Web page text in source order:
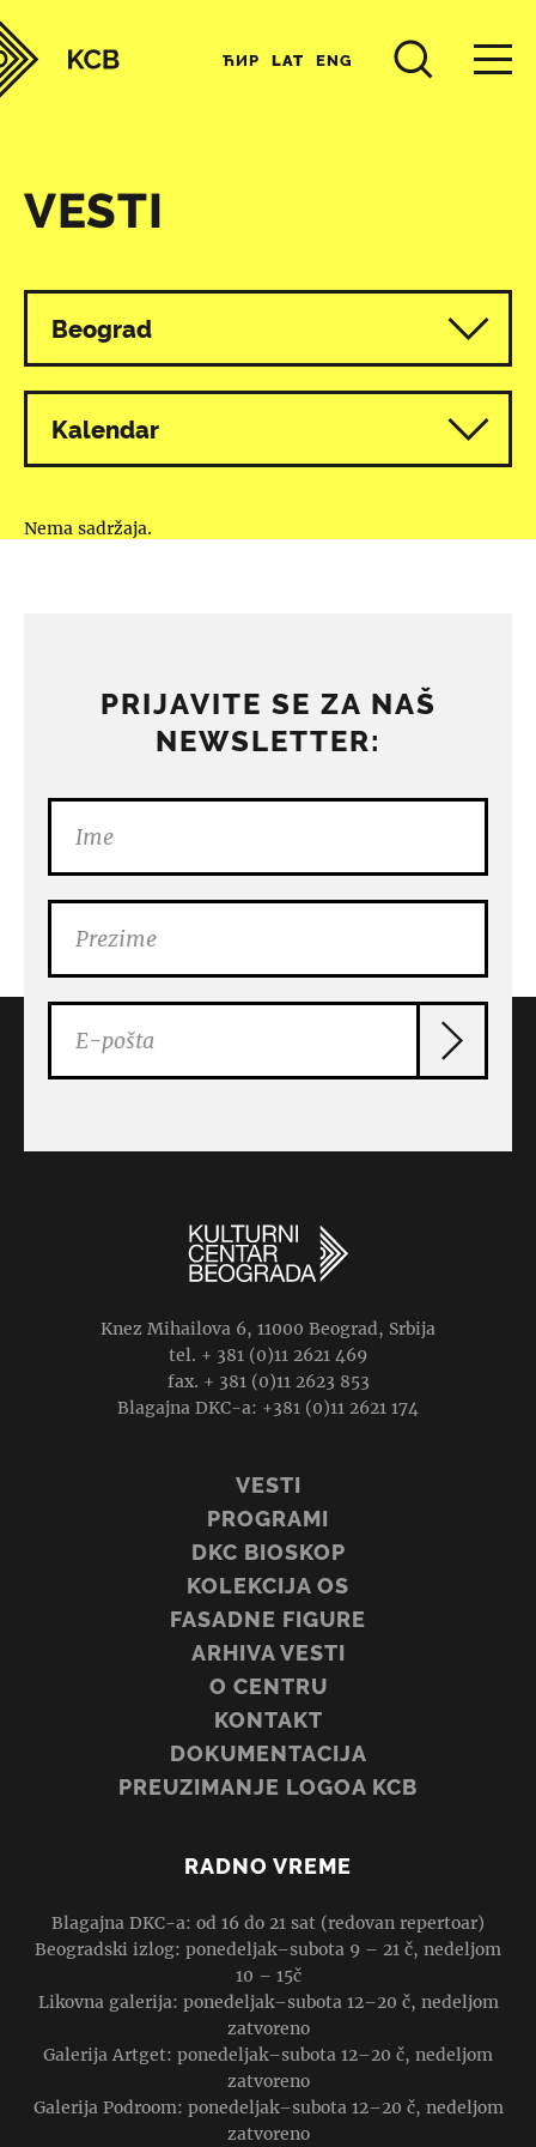
ЋИР LAT ENG
VESTI
Svi programi
Beograd
Kalendar
Nema sadržaja.
PRIJAVITE SE ZA NAŠ
NEWSLETTER:
Knez Mihailova 6, 11000 Beograd, Srbija
tel. + 381 (0)11 2621 469
fax. + 381 (0)11 2623 853
Blagajna DKC-a: +381 (0)11 2621 174
VESTI
PROGRAMI
DKC BIOSKOP
KOLEKCIJA OS
FASADNE FIGURE
ARHIVA VESTI
O CENTRU
KONTAKT
DOKUMENTACIJA
PREUZIMANJE LOGOA KCB
RADNO VREME
Blagajna DKC-a: od 16 do 21 sat (redovan repertoar)
Beogradski izlog: ponedeljak–subota 9 – 21 č, nedeljom
10 – 15č
Likovna galerija: ponedeljak–subota 12–20 č, nedeljom
zatvoreno
Galerija Artget: ponedeljak–subota 12–20 č, nedeljom
zatvoreno
Galerija Podroom: ponedeljak–subota 12–20 č, nedeljom
zatvoreno